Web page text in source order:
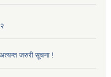
अत्यन्त जरुरी सूचना !